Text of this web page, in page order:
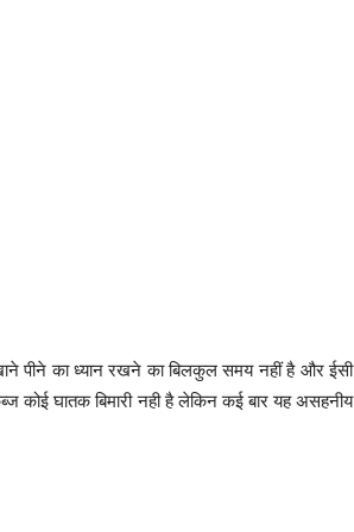
पीने का ध्यान रखने का बिलकुल समय नहीं है और ईसी
घातक बिमारी नही है लेकिन कई बार यह असहनीय